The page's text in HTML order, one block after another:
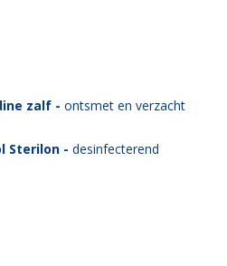
zalf - ontsmet en verzacht
Sterilon - desinfecterend